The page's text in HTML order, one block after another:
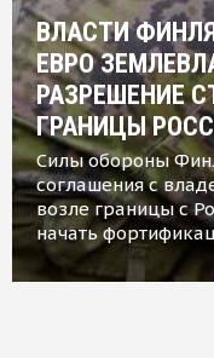
ВЛАСТИ
ЕВРО
РАЗРЕШЕНИЕ
ГРАНИЦЫ
Силы обороны
соглашения с
возле границы с
начать